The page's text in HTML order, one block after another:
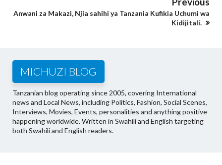
Anwani za Makazi, Njia sahihi ya Tanzania Kufikia Uchumi wa
Kidijitali.
MICHUZI BLOG
Tanzanian blog operating since 2005, covering International
news and Local News, including Politics, Fashion, Social Scenes,
Interviews, Movies, Events, personalities and anything positive
happening worldwide. Written in Swahili and English targeting
both Swahili and English readers.